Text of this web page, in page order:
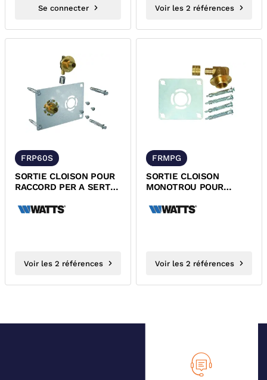
Se connecter Voir les 2 références
FRP60S
SORTIE CLOISON POUR
RACCORD PER A SERTIR
MM
Voir les 2 références
FRMPG
SORTIE CLOISON
MONOTROU POUR
GLISSEMENT ROBIFIX
Voir les 2 références